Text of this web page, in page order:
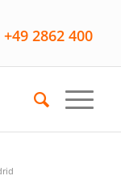
2862 400